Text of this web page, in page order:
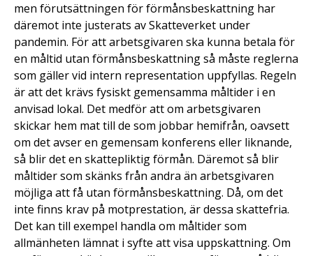
men förutsättningen för förmånsbeskattning har
däremot inte justerats av Skatteverket under
pandemin. För att arbetsgivaren ska kunna betala för
en måltid utan förmånsbeskattning så måste reglerna
som gäller vid intern representation uppfyllas. Regeln
är att det krävs fysiskt gemensamma måltider i en
anvisad lokal. Det medför att om arbetsgivaren
skickar hem mat till de som jobbar hemifrån, oavsett
om det avser en gemensam konferens eller liknande,
så blir det en skattepliktig förmån. Däremot så blir
måltider som skänks från andra än arbetsgivaren
möjliga att få utan förmånsbeskattning. Då, om det
inte finns krav på motprestation, är dessa skattefria.
Det kan till exempel handla om måltider som
allmänheten lämnat i syfte att visa uppskattning. Om